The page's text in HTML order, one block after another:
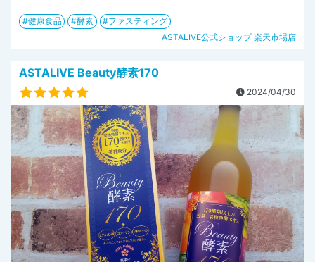
健康食品 酵素
ファスティング
ASTALIVE公式ショップ 楽天市場店
ASTALIVE Beauty酵素170
2024/04/30